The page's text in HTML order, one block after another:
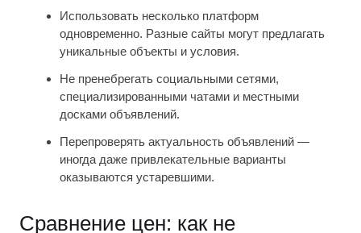
Использовать несколько платформ
одновременно. Разные сайты могут предлагать
уникальные объекты и условия.
Не пренебрегать социальными сетями,
специализированными чатами и местными
досками объявлений.
Перепроверять актуальность объявлений —
иногда даже привлекательные варианты
оказываются устаревшими.
Сравнение цен: как не